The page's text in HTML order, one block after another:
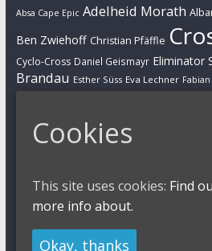
Absa Cape Epic Adelheid Morath
Ben Zwiehoff Christian Pfäffle
Cyclo-Cross Daniel Geismayr Eliminator
Brandau Esther Süss Eva Lechner
Egger
Karl Platt Kathrin Stirnemann
Manuel FumicMarathon
Max Brandl Moritz Milatz
MTB Nadine Rieder
Cookies
This site uses cookies: Find
more info about.
Okay, thanks